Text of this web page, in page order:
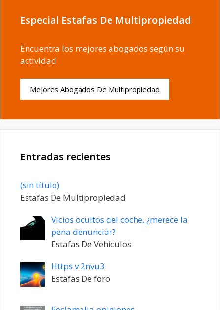
Especial Estafas De Multipropiedad
Encuentra los mejores abogados según su
actividad
Mejores Abogados De Multipropiedad
Entradas recientes
(sin título)Entrada
20198
Estafas De Multipropiedad
Vicios ocultos del coche, ¿merece la
pena denunciar?
Estafas De Vehículos
Https v 2nvu3
Estafas De foro